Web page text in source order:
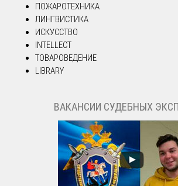
ПОЖАРОТЕХНИКА
ЛИНГВИСТИКА
ИСКУССТВО
INTELLECT
ТОВАРОВЕДЕНИЕ
LIBRARY
ВАКАНСИИ СУДЕБНЫХ